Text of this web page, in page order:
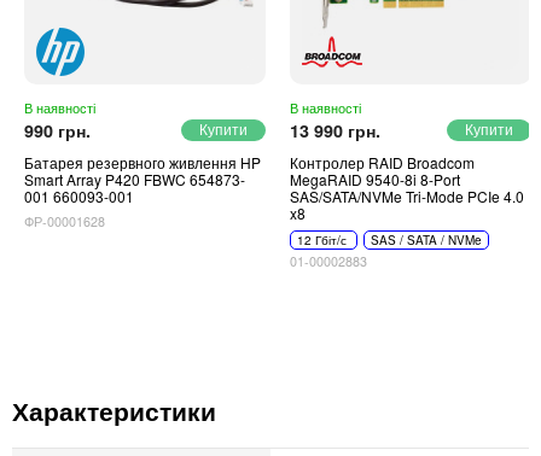
В наявності
990 грн.
Батарея резервного живлення HP
Smart Array P420 FBWC 654873-
001 660093-001
ФР-00001628
В наявності
13 990 грн.
Контролер RAID Broadcom
MegaRAID 9540-8i 8-Port
SAS/SATA/NVMe Tri-Mode PCIe 4.0
x8
12 Гбіт/с SAS / SATA / NVMe
01-00002883
Характеристики